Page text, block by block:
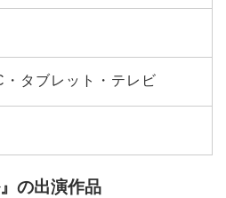
・タブレット・テレビ
の出演作品